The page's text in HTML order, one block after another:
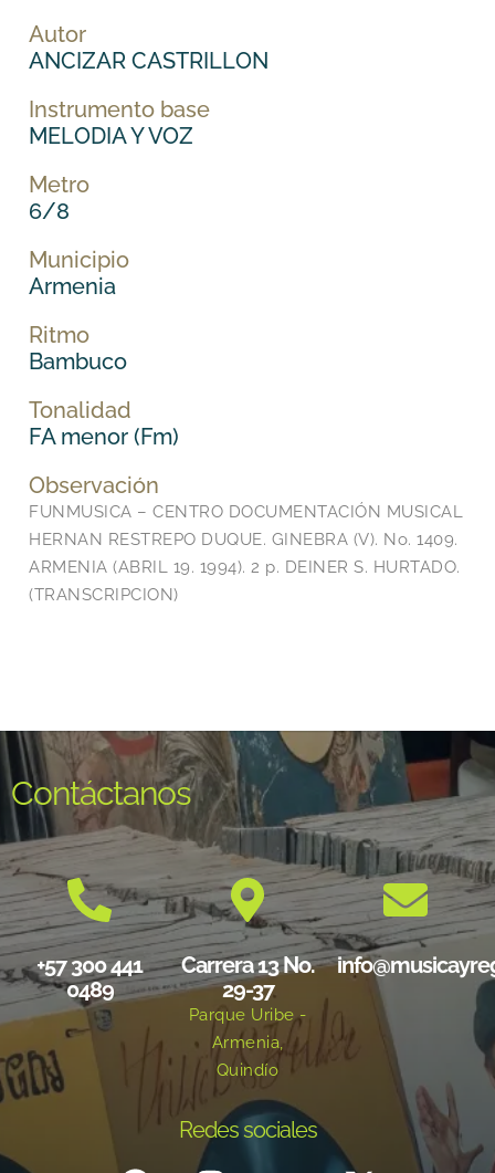
Autor
ANCIZAR CASTRILLON
Instrumento base
MELODIA Y VOZ
Metro
6/8
Municipio
Armenia
Ritmo
Bambuco
Tonalidad
FA menor (Fm)
Observación
FUNMUSICA – CENTRO DOCUMENTACIÓN MUSICAL
HERNAN RESTREPO DUQUE. GINEBRA (V). No. 1409.
ARMENIA (ABRIL 19. 1994). 2 p. DEINER S. HURTADO.
(TRANSCRIPCION)
Contáctanos
+57 300 441
0489
Carrera 13 No.
29-37
Parque Uribe -
Armenia,
Quindío
Redes sociales